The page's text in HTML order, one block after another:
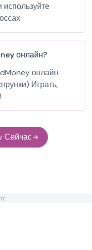
используйте
онлайн?
онлайн
Играть,
Сейчас